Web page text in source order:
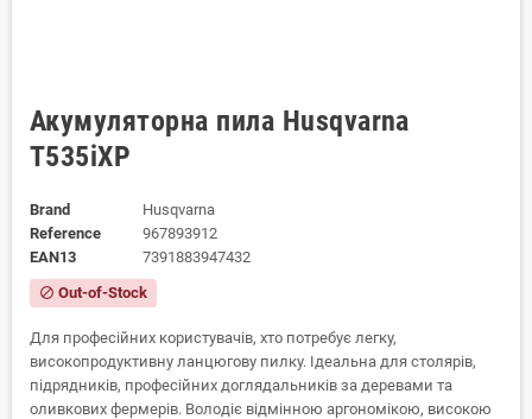
Акумуляторна пила Husqvarna
T535iXP
Brand
Husqvarna
Reference
967893912
EAN13
7391883947432
block Out-of-Stock
Для професійних користувачів, хто потребує легку,
високопродуктивну ланцюгову пилку. Ідеальна для столярів,
підрядників, професійних доглядальників за деревами та
оливкових фермерів. Володіє відмінною аргономікою, високою